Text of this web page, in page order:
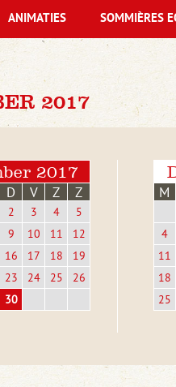
2017
2017
D V Z Z
2 3 4
5
9 10 11
12
16 17 18
19
23 24 25
26
30
M
4
11
18
25
ANIMATIES SOMMIÈRES